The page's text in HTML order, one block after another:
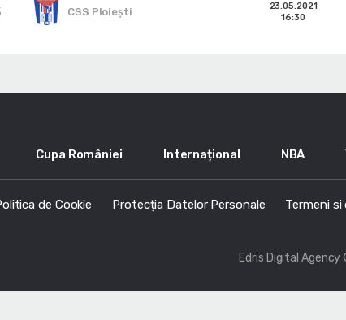
CSS Ploiești
23.05.2021
16:30
Cupa României Internațional NBA
de Cookie Protecția Datelor Personale Termeni
Edris Digital Agency